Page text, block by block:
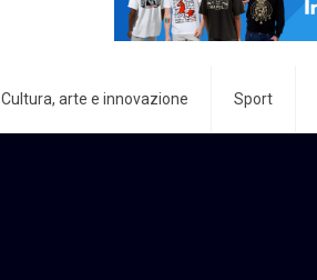
Cultura, arte e innovazione Sport